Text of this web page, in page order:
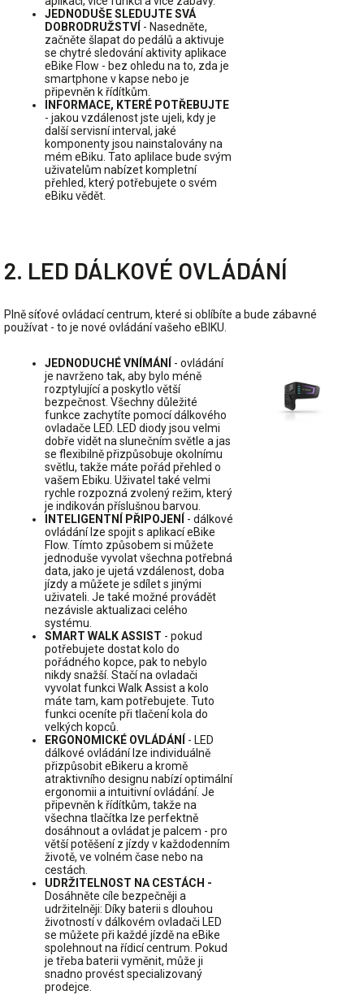
JEDNODUŠE SLEDUJTE SVÁ
DOBRODRUŽSTVÍ - Nasedněte,
začněte šlapat do pedálů a aktivuje
se chytré sledování aktivity aplikace
eBike Flow - bez ohledu na to, zda je
smartphone v kapse nebo je
připevněn k řídítkům.
INFORMACE, KTERÉ POTŘEBUJTE
- jakou vzdálenost jste ujeli, kdy je
další servisní interval, jaké
komponenty jsou nainstalovány na
mém eBiku. Tato aplilace bude svým
uživatelům nabízet kompletní
přehled, který potřebujete o svém
eBiku vědět.
2. LED DÁLKOVÉ OVLÁDÁNÍ
Plně síťové ovládací centrum, které si oblíbíte a bude zábavné
používat - to je nové ovládání vašeho eBIKU.
JEDNODUCHÉ VNÍMÁNÍ
- ovládání
je navrženo tak, aby bylo méně
rozptylující a poskytlo větší
bezpečnost. Všechny důležité
funkce zachytíte pomocí dálkového
ovladače LED. LED diody jsou velmi
dobře vidět na slunečním světle a jas
se flexibilně přizpůsobuje okolnímu
světlu, takže máte pořád přehled o
vašem Ebiku. Uživatel také velmi
rychle rozpozná zvolený režim, který
je indikován příslušnou barvou.
INTELIGENTNÍ PŘIPOJENÍ
- dálkové
ovládání lze spojit s aplikací eBike
Flow. Tímto způsobem si můžete
jednoduše vyvolat všechna potřebná
data, jako je ujetá vzdálenost, doba
jízdy a můžete je sdílet s jinými
uživateli. Je také možné provádět
nezávisle aktualizaci celého
systému.
SMART WALK ASSIST - pokud
potřebujete dostat kolo do
pořádného kopce, pak to nebylo
nikdy snažší. Stačí na ovladači
vyvolat funkci Walk Assist a kolo
máte tam, kam potřebujete. Tuto
funkci oceníte při tlačení kola do
velkých kopců.
ERGONOMICKÉ OVLÁDÁNÍ
- LED
dálkové ovládání lze individuálně
přizpůsobit eBikeru a kromě
atraktivního designu nabízí optimální
ergonomii a intuitivní ovládání. Je
připevněn k řídítkům, takže na
všechna tlačítka lze perfektně
dosáhnout a ovládat je palcem - pro
větší potěšení z jízdy v každodenním
životě, ve volném čase nebo na
cestách.
UDRŽITELNOST NA CESTÁCH -
Dosáhněte cíle bezpečněji a
udržitelněji: Díky baterii s dlouhou
životností v dálkovém ovladači LED
se můžete při každé jízdě na eBike
spolehnout na řídicí centrum. Pokud
je třeba baterii vyměnit, může ji
snadno provést specializovaný
prodejce.